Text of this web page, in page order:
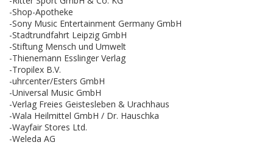
-Shop-Apotheke
-Sony Music Entertainment Germany GmbH
-Stadtrundfahrt Leipzig GmbH
-Stiftung Mensch und Umwelt
-Thienemann Esslinger Verlag
-Tropilex B.V.
-uhrcenter/Esters GmbH
-Universal Music GmbH
-Verlag Freies Geistesleben & Urachhaus
-Wala Heilmittel GmbH / Dr. Hauschka
-Wayfair Stores Ltd.
-Weleda AG